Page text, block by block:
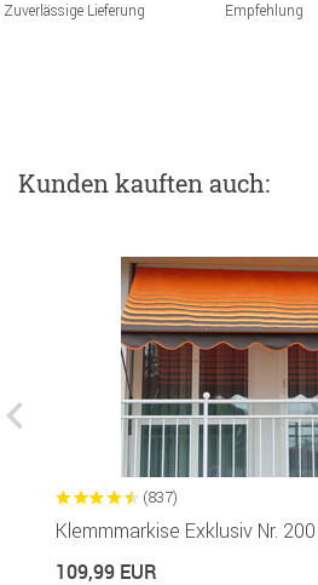
Zuverlässige Lieferung Empfehlung
Kunden kauften auch:
(837)
Klemmmarkise Exklusiv Nr. 200
109,99 EUR